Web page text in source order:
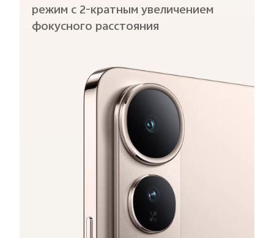
режим с 2-кратным увеличением
фокусного расстояния